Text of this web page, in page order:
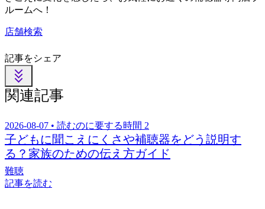
ルームへ！
店舗検索
記事をシェア
関連記事
2026-08-07 • 読むのに要する時間 2
子どもに聞こえにくさや補聴器をどう説明す
る？家族のための伝え方ガイド
難聴
記事を読む